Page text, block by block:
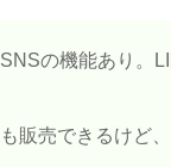
の機能あり。
販売できるけど